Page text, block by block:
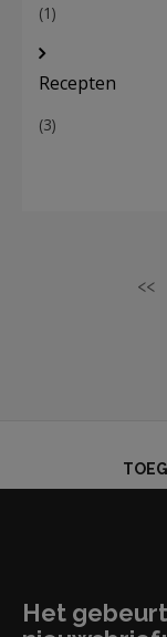
(1)
Recepten
(3)
<<
Het